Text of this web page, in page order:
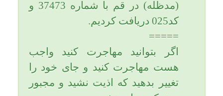
تاریخ به روزرسانی: دوشنبه, ۱۱ بهمن ۱۳۹۵